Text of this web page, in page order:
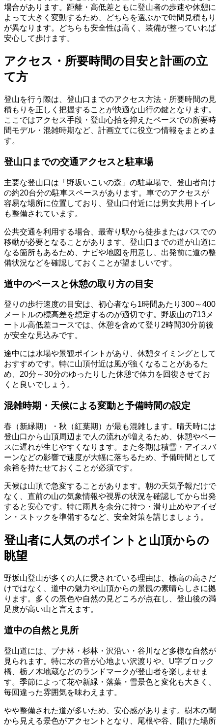
場合があります。距離・高低差ともに登山者の歩速や休憩に
よって大きく変動するため、どちらを選ぶかで時間見積もり
が異なります。どちらも安全性は高く、装備が整っていれば
安心して歩けます。
アクセス・所要時間の目安と計画の立
て方
登山を行う際は、登山口までのアクセス方法・所要時間の見
積もりを正しく把握することが快適な山行の鍵となります。
ここではアクセス手段・登山心拍を抑えたペースでの所要時
間モデル・混雑時期など、計画立てに役立つ情報をまとめま
す。
登山口までの交通アクセスと駐車場
主要な登山口は「野坂いこいの森」の駐車場で、登山者向け
の約20台分の駐車スペースがあります。車でのアクセスが
容易な場所に位置しており、登山口付近には男女共用トイレ
も整備されています。
公共交通を利用する場合、最寄り駅から徒歩またはバスでの
移動が必要となることがあります。登山口までの道が山道に
なる箇所もあるため、ナビや地図を用意し、出発前に道の整
備状況などを確認しておくことが望ましいです。
道中のペースと休憩の取り方の目安
登りの歩行速度の目安は、初心者なら1時間あたり300～400
メートルの標高差を想定するのが適切です。野坂山の713メ
ートル高低差コースでは、休憩を含めて登り2時間30分前後
が安全な見込みです。
途中には水場や景観ポイントがあり、休憩タイミングとして
おすすめです。特に山頂付近は風が強くなることがあるた
め、20分～30分のゆったりした休憩で体力を回復させてお
くと良いでしょう。
混雑時期・天候による変動と予備時間の設定
春（新緑期）・秋（紅葉期）が最も混雑します。晴天時には
登山口から山頂周辺まで人の流れが増えるため、休憩やペー
スに遅れが生じやすくなります。また冬期は積雪・アイスバ
ーンなどの影響で速度が大幅に落ちるため、予備時間として
余裕を持たせておくことが必須です。
天候は山頂で急変することがあります。朝の天気予報だけで
なく、直前の山の気象情報や視界の状況を確認してから出発
すると安心です。特に雨具を余分に持つ・滑り止めやアイゼ
ン・ストックを準備するなど、安全対策を講じましょう。
登山者に人気のポイントと山頂からの
眺望
野坂山登山が多くの人に愛されている理由は、標高の高さだ
けではなく、道中の魅力や山頂からの景観の素晴らしさに拠
ります。多くの景色や自然の見どころが点在し、登山後の満
足度が高い山と言えます。
道中の自然と見所
登山道には、ブナ林・杉林・沢沿い・谷川など多様な自然が
見られます。特に水の音が心地よい沢渡りや、U字ブロック
橋、栃ノ木地蔵などのランドマークが登山者を楽しませま
す。季節によって花や新緑・落葉・雪景色と変化も大きく、
毎回違った雰囲気を味わえます。
やや整備された道が多いため、安心感があります。樹木の間
から見える景色がアクセントとなり、尾根や谷、開けた場所